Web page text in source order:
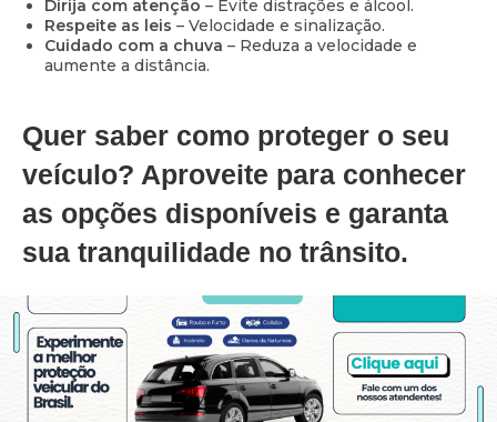
Dirija com atenção – Evite distrações e álcool.
Respeite as leis – Velocidade e sinalização.
Cuidado com a chuva – Reduza a velocidade e
aumente a distância.
Quer saber como proteger o seu
veículo? Aproveite para conhecer
as opções disponíveis e garanta
sua tranquilidade no trânsito.